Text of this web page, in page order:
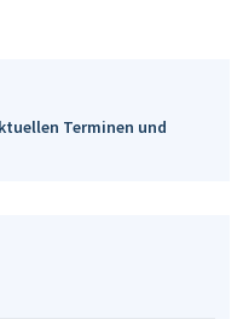
Terminen und